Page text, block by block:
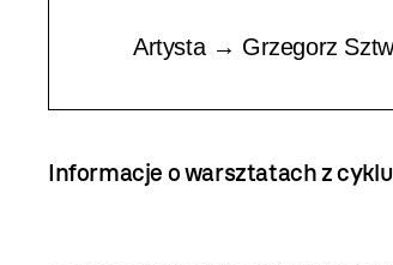
Artysta → Grzegorz
Informacje o warsztatach z cyklu